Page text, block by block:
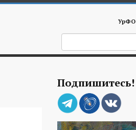
УрФО
Подпишитесь!